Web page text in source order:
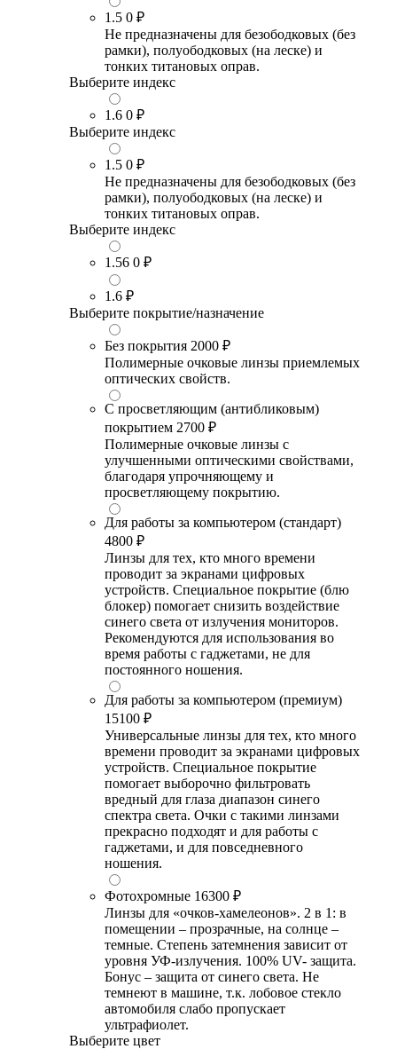
1.5 0 ₽
Не предназначены для безободковых (без
рамки), полуободковых (на леске) и
тонких титановых оправ.
Выберите индекс
1.6 0 ₽
Выберите индекс
1.5 0 ₽
Не предназначены для безободковых (без
рамки), полуободковых (на леске) и
тонких титановых оправ.
Выберите индекс
1.56 0 ₽
1.6 ₽
Выберите покрытие/назначение
Без покрытия 2000 ₽
Полимерные очковые линзы приемлемых
оптических свойств.
С просветляющим (антибликовым)
покрытием 2700 ₽
Полимерные очковые линзы с
улучшенными оптическими свойствами,
благодаря упрочняющему и
просветляющему покрытию.
Для работы за компьютером (стандарт)
4800 ₽
Линзы для тех, кто много времени
проводит за экранами цифровых
устройств. Специальное покрытие (блю
блокер) помогает снизить воздействие
синего света от излучения мониторов.
Рекомендуются для использования во
время работы с гаджетами, не для
постоянного ношения.
Для работы за компьютером (премиум)
15100 ₽
Универсальные линзы для тех, кто много
времени проводит за экранами цифровых
устройств. Специальное покрытие
помогает выборочно фильтровать
вредный для глаза диапазон синего
спектра света. Очки с такими линзами
прекрасно подходят и для работы с
гаджетами, и для повседневного
ношения.
Фотохромные 16300 ₽
Линзы для «очков-хамелеонов». 2 в 1: в
помещении – прозрачные, на солнце –
темные. Степень затемнения зависит от
уровня УФ-излучения. 100% UV- защита.
Бонус – защита от синего света. Не
темнеют в машине, т.к. лобовое стекло
автомобиля слабо пропускает
ультрафиолет.
Выберите цвет